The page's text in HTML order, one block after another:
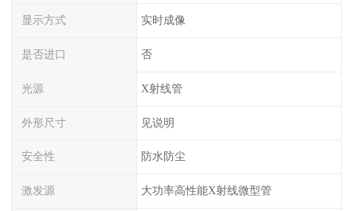
显示方式 实时成像
是否进口 否
光源 X射线管
外形尺寸 见说明
安全性 防水防尘
激发源 大功率高性能X射线微型管